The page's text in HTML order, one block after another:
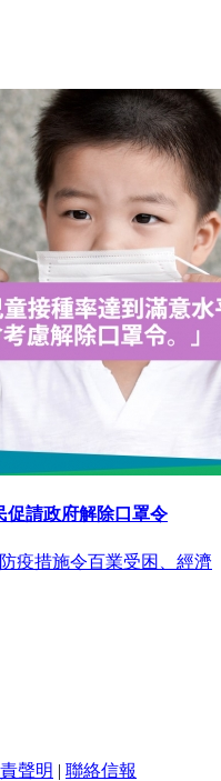
促請政府解除口罩令
疫措施令百業受困、經濟
聲明 | 聯絡信報